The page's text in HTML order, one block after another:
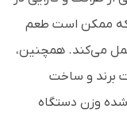
که ممکن است طعم
می‌کند. همچنین،
برند و ساخت
شده وزن دستگاه